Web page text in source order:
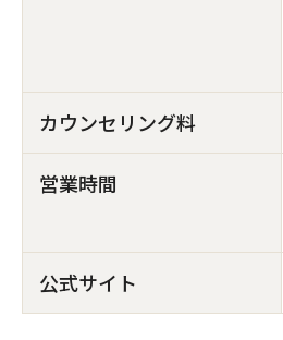
カウンセリング料
営業時間
公式サイト